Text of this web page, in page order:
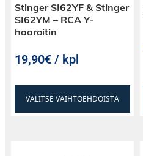
Stinger SI62YF & Stinger
SI62YM – RCA Y-
haaroitin
19,90€ / kpl
VALITSE VAIHTOEHDOISTA